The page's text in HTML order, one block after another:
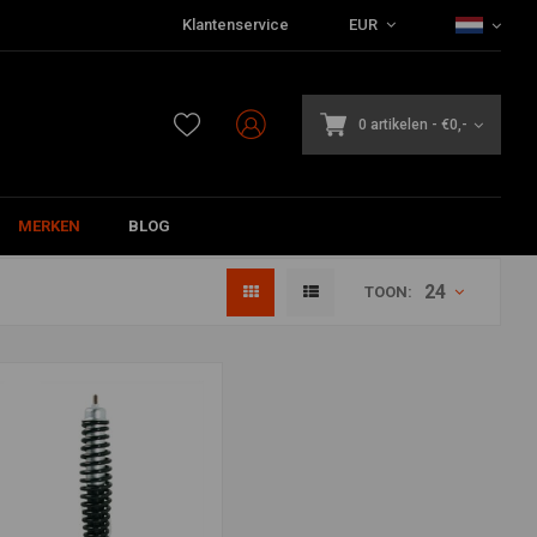
Klantenservice EUR
0 artikelen - €0,-
MERKEN BLOG
TOON: 24